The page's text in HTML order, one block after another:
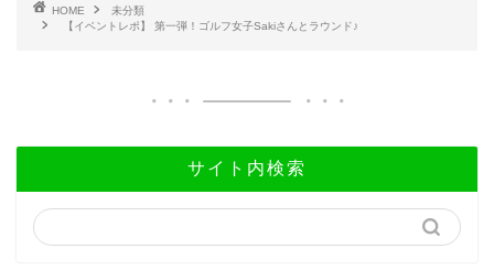
HOME
未分類
【イベントレポ】 第一弾！ゴルフ女子Sakiさんとラウンド♪
サイト内検索